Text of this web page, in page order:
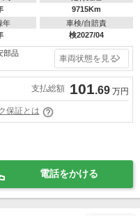
9715Km
年
車検/自賠責
検2027/04
部品
車両状態を見る
支払総額 101.69 万円
保証とは
電話をかける